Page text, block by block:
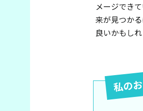
メージでき
来が見つか
良いかもしれ
私の